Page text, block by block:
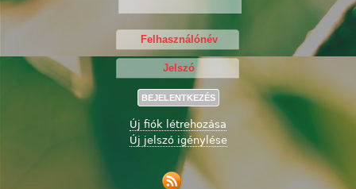
Új fiók létrehozása
Új jelszó igénylése